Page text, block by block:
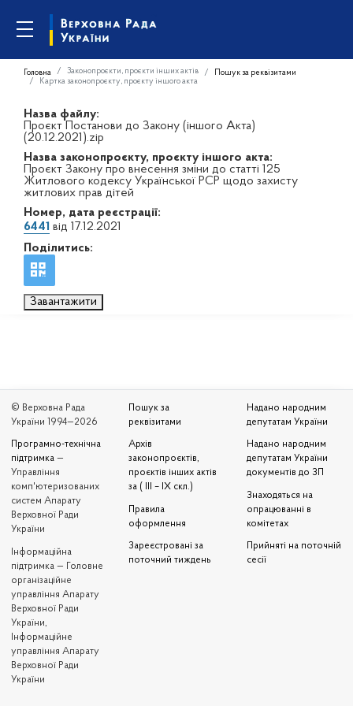
Головна Законопроєкти, проєкти інших актів
Пошук за реквізитами
Картка законопроєкту, проєкту іншого акта
Назва файлу:
Проєкт Постанови до Закону (іншого Акта)
(20.12.2021).zip
Назва законопроєкту, проєкту іншого акта:
Проєкт Закону про внесення зміни до статті 125
Житлового кодексу Української РСР щодо захисту
житлових прав дітей
Номер, дата реєстрації:
6441 від 17.12.2021
Поділитись:
Завантажити
© Верховна Рада
України 1994—2026
Програмно-технічна
підтримка —
Управління
комп'ютеризованих
систем Апарату
Верховної Ради
України
Iнформаційна
підтримка — Головне
організаційне
управління Апарату
Верховної Ради
України,
Інформаційне
управління Апарату
Верховної Ради
України
Пошук за
реквізитами
Архів
законопроєктів,
проєктів інших актів
за ( III – IX скл.)
Правила
оформлення
Зареєстровані за
поточний тиждень
Надано народним
депутатам України
Надано народним
депутатам України
документів до ЗП
Знаходяться на
опрацюванні в
комітетах
Прийняті на поточній
сесії